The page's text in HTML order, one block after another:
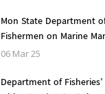
Mon State Department
Fishermen on Marine
Accidental bycatch
06 Mar 25
Department of